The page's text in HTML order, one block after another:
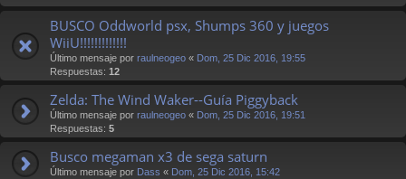
BUSCO Oddworld psx, Shumps 360 y juegos
WiiU!!!!!!!!!!!!!
Último mensaje por raulneogeo « Dom, 25 Dic 2016, 19:55
Respuestas: 12
Zelda: The Wind Waker--Guía Piggyback
Último mensaje por raulneogeo « Dom, 25 Dic 2016, 19:51
Respuestas: 5
Busco megaman x3 de sega saturn
Último mensaje por Dass « Dom, 25 Dic 2016, 15:42